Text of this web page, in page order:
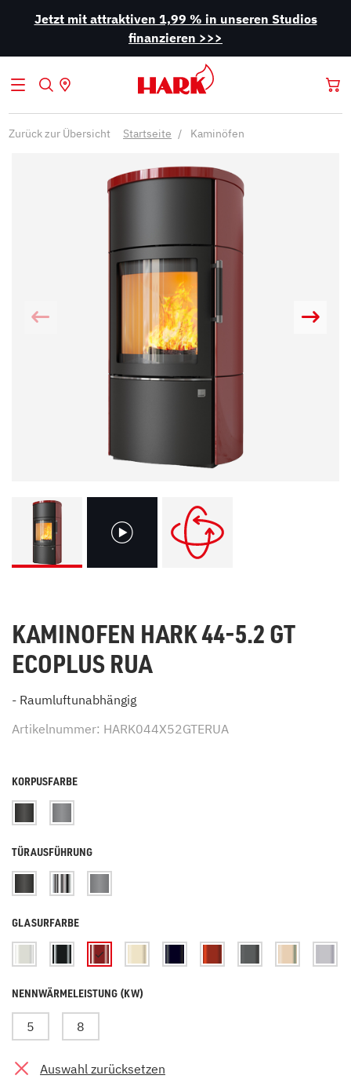
Jetzt mit attraktiven 1,99 % in unseren Studios
finanzieren >>>
Zurück zur Übersicht Startseite Kaminöfen
KAMINOFEN HARK 44-5.2 GT
ECOPLUS RUA
- Raumluftunabhängig
Artikelnummer: HARK044X52GTERUA
KORPUSFARBE
TÜRAUSFÜHRUNG
GLASURFARBE
NENNWÄRMELEISTUNG (KW)
5 8
Auswahl zurücksetzen